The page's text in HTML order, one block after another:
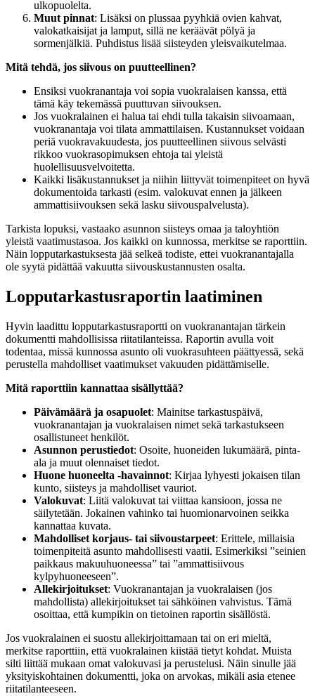
ulkopuolelta.
Muut pinnat: Lisäksi on plussaa pyyhkiä ovien kahvat,
valokatkaisijat ja lamput, sillä ne keräävät pölyä ja
sormenjälkiä. Puhdistus lisää siisteyden yleisvaikutelmaa.
Mitä tehdä, jos siivous on puutteellinen?
Ensiksi vuokranantaja voi sopia vuokralaisen kanssa, että
tämä käy tekemässä puuttuvan siivouksen.
Jos vuokralainen ei halua tai ehdi tulla takaisin siivoamaan,
vuokranantaja voi tilata ammattilaisen. Kustannukset voidaan
periä vuokravakuudesta, jos puutteellinen siivous selvästi
rikkoo vuokrasopimuksen ehtoja tai yleistä
huolellisuusvelvoitetta.
Kaikki lisäkustannukset ja niihin liittyvät toimenpiteet on hyvä
dokumentoida tarkasti (esim. valokuvat ennen ja jälkeen
ammattisiivouksen sekä lasku siivouspalvelusta).
Tarkista lopuksi, vastaako asunnon siisteys omaa ja taloyhtiön
yleistä vaatimustasoa. Jos kaikki on kunnossa, merkitse se raporttiin.
Näin lopputarkastuksesta jää selkeä todiste, ettei vuokranantajalla
ole syytä pidättää vakuutta siivouskustannusten osalta.
Lopputarkastusraportin laatiminen
Hyvin laadittu lopputarkastusraportti on vuokranantajan tärkein
dokumentti mahdollisissa riitatilanteissa. Raportin avulla voit
todentaa, missä kunnossa asunto oli vuokrasuhteen päättyessä, sekä
perustella mahdolliset vaatimukset vakuuden pidättämiselle.
Mitä raporttiin kannattaa sisällyttää?
Päivämäärä ja osapuolet: Mainitse tarkastuspäivä,
vuokranantajan ja vuokralaisen nimet sekä tarkastukseen
osallistuneet henkilöt.
Asunnon perustiedot: Osoite, huoneiden lukumäärä, pinta-
ala ja muut olennaiset tiedot.
Huone huoneelta -havainnot: Kirjaa lyhyesti jokaisen tilan
kunto, siisteys ja mahdolliset vauriot.
Valokuvat: Liitä valokuvat tai viittaa kansioon, jossa ne
säilytetään. Jokainen vahinko tai huomionarvoinen seikka
kannattaa kuvata.
Mahdolliset korjaus- tai siivoustarpeet: Erittele, millaisia
toimenpiteitä asunto mahdollisesti vaatii. Esimerkiksi ”seinien
paikkaus makuuhuoneessa” tai ”ammattisiivous
kylpyhuoneeseen”.
Allekirjoitukset: Vuokranantajan ja vuokralaisen (jos
mahdollista) allekirjoitukset tai sähköinen vahvistus. Tämä
osoittaa, että kumpikin on tietoinen raportin sisällöstä.
Jos vuokralainen ei suostu allekirjoittamaan tai on eri mieltä,
merkitse raporttiin, että vuokralainen kiistää tietyt kohdat. Muista
silti liittää mukaan omat valokuvasi ja perustelusi. Näin sinulle jää
yksityiskohtainen dokumentti, joka on arvokas, mikäli asia etenee
riitatilanteeseen.